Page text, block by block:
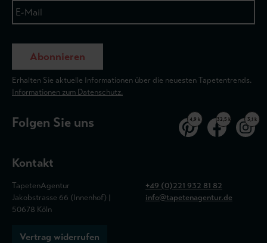
Abonnieren
Erhalten Sie aktuelle Informationen über die neuesten Tapetentrends.
Informationen zum Datenschutz.
Folgen Sie uns 4,9 k 32,5 k 3,1 k
Kontakt
TapetenAgentur
Jakobstrasse 66 (Innenhof) |
50678 Köln
+49 (0)221 932 81 82
info@tapetenagentur.de
Vertrag widerrufen